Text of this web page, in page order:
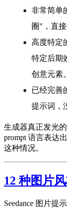
非常简单
圈"，直
高度特定
特定后期
创意元素。
已经完善
提示词，
生成器真正发光
prompt 语言表达
这种情况。
12 种图片
Seedance 图片提